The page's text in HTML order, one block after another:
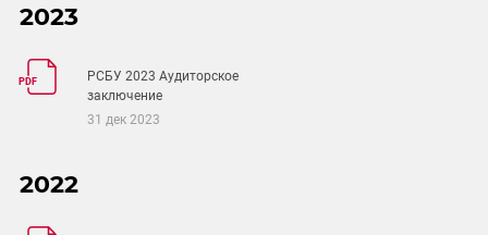
2023
PDF
РСБУ 2023 Аудиторское
заключение
31 дек 2023
2022